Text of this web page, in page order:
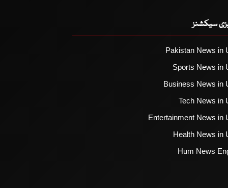
سیکشنز
Pakistan News in
Sports News in
Business News in
Tech News in
Entertainment News in
Health News in
Hum News